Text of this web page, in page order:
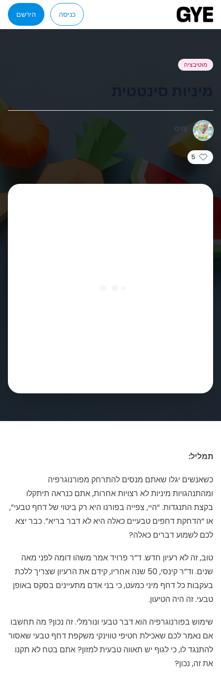
כניסה הירשם
מוטיבציה
GYE
5
תמליל:
כשאנשים יגלו שאתם מנסים להתרחק מפורנוגרפיה
ומהתנהגויות מיניות לא רצויות אחרות, אתם כנראה תיתקלו
בקצת התנגדות. “היי, צפייה בפורנו היא רק ביטוי של דחף טבעי”,
או “הדחקת דחפים טבעיים כאלה היא לא דבר בריא”. כבר יצא
לכם לשמוע דברים כאלה?
טוב, זה לא רעיון חדש. ד”ר פרויד אמר משהו דומה לפני מאה
שנים. וד”ר קינסי, 50 שנה אחריו, קידם את הרעיון שצריך ללכת
בעקבות כל דחף מיני כמעט, כי בני אדם מתעיינים בסקס באופן
טבעי. זה היה הטיעון.
שימוש בפורנוגרפיה הוא דבר טבעי ונורמלי. זה נכון? מה תחשבו
אם נאמר לכם שאכילת חטיפי טווינקי משקפת דחף טבעי שאסור
להתנגד לו, כי לגוף יש תאווה טבעית למזון? אתם בטח לא תקנו
את זה, נכון?